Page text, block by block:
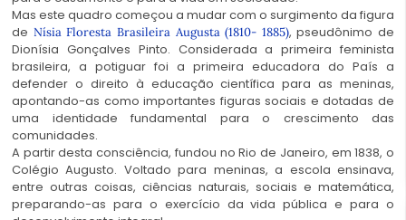
Mas este quadro começou a mudar com o surgimento da figura
de Nísia Floresta Brasileira Augusta (1810- 1885), pseudônimo de
Dionísia Gonçalves Pinto. Considerada a primeira feminista
brasileira, a potiguar foi a primeira educadora do País a
defender o direito à educação científica para as meninas,
apontando-as como importantes figuras sociais e dotadas de
uma identidade fundamental para o crescimento das
comunidades.
A partir desta consciência, fundou no Rio de Janeiro, em 1838, o
Colégio Augusto. Voltado para meninas, a escola ensinava,
entre outras coisas, ciências naturais, sociais e matemática,
preparando-as para o exercício da vida pública e para o